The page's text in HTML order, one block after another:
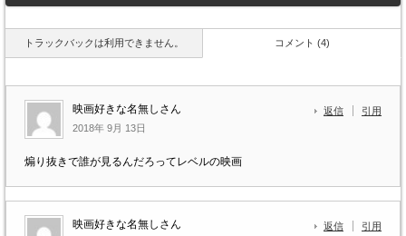
トラックバックは利用できません。 コメント (4)
映画好きな名無しさん
2018年 9月 13日
返信 引用
煽り抜きで誰が見るんだろってレベルの映画
映画好きな名無しさん 返信 引用